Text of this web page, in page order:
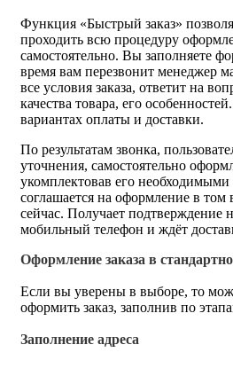
Функция «Быстрый заказ»
проходить всю процедуру
самостоятельно. Вы заполняете
время вам перезвонит менеджер
все условия заказа, ответит на
качества товара, его
вариантах оплаты и доставки.
По результатам звонка,
уточнения, самостоятельно
укомплектовав его
соглашается на оформление в том
сейчас. Получает подтверждение
мобильный телефон и ждёт
Оформление заказа в
Если вы уверены в выборе, то
оформить заказ, заполнив по
Заполнение адреса